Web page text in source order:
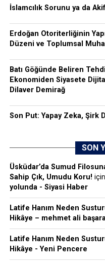
İslamcılık Sorunu ya da
Erdoğan Otoriterliğinin
Düzeni ve Toplumsal
Batı Göğünde Beliren
Ekonomiden Siyasete
Dilaver Demirağ
Son Put: Yapay Zeka, Şirk
SON
Üsküdar’da Sumud
Sahip Çık, Umudu Koru! için
yolunda - Siyasi Haber
Latife Hanım Neden
Hikâye – mehmet ali
Latife Hanım Neden
Hikâye - Yeni Pencere